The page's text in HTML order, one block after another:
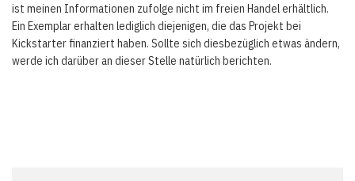
ist meinen Informationen zufolge nicht im freien Handel erhältlich.
Ein Exemplar erhalten lediglich diejenigen, die das Projekt bei
Kickstarter finanziert haben. Sollte sich diesbezüglich etwas ändern,
werde ich darüber an dieser Stelle natürlich berichten.